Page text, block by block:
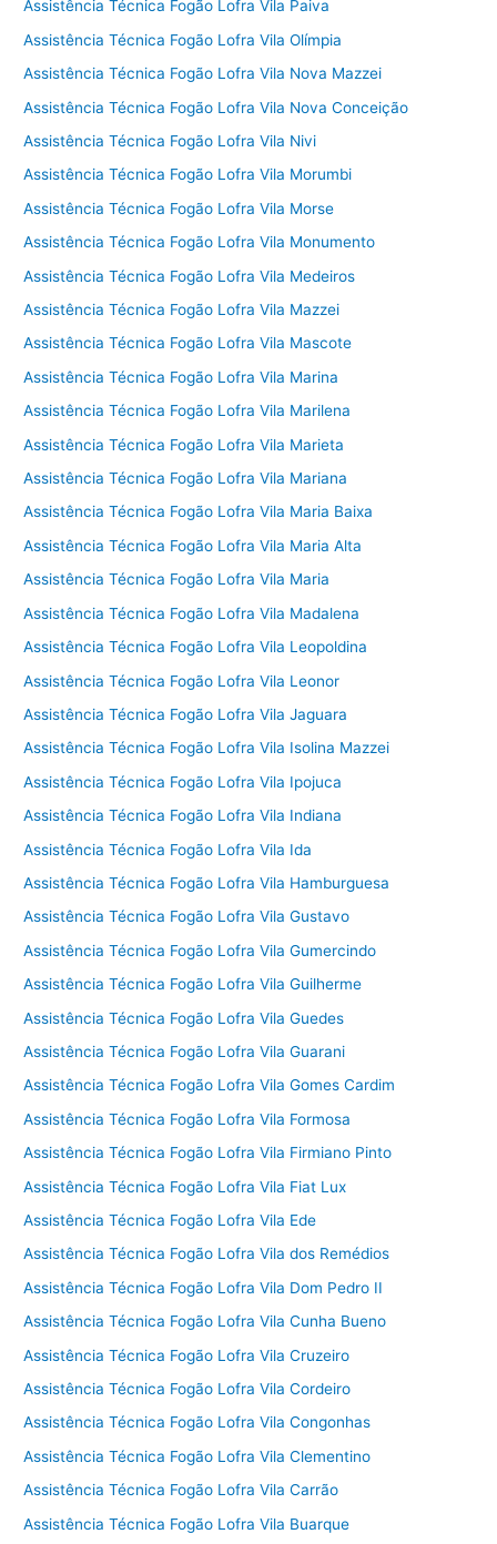
Assistência Técnica Fogão Lofra Vila Paiva
Assistência Técnica Fogão Lofra Vila Olímpia
Assistência Técnica Fogão Lofra Vila Nova Mazzei
Assistência Técnica Fogão Lofra Vila Nova Conceição
Assistência Técnica Fogão Lofra Vila Nivi
Assistência Técnica Fogão Lofra Vila Morumbi
Assistência Técnica Fogão Lofra Vila Morse
Assistência Técnica Fogão Lofra Vila Monumento
Assistência Técnica Fogão Lofra Vila Medeiros
Assistência Técnica Fogão Lofra Vila Mazzei
Assistência Técnica Fogão Lofra Vila Mascote
Assistência Técnica Fogão Lofra Vila Marina
Assistência Técnica Fogão Lofra Vila Marilena
Assistência Técnica Fogão Lofra Vila Marieta
Assistência Técnica Fogão Lofra Vila Mariana
Assistência Técnica Fogão Lofra Vila Maria Baixa
Assistência Técnica Fogão Lofra Vila Maria Alta
Assistência Técnica Fogão Lofra Vila Maria
Assistência Técnica Fogão Lofra Vila Madalena
Assistência Técnica Fogão Lofra Vila Leopoldina
Assistência Técnica Fogão Lofra Vila Leonor
Assistência Técnica Fogão Lofra Vila Jaguara
Assistência Técnica Fogão Lofra Vila Isolina Mazzei
Assistência Técnica Fogão Lofra Vila Ipojuca
Assistência Técnica Fogão Lofra Vila Indiana
Assistência Técnica Fogão Lofra Vila Ida
Assistência Técnica Fogão Lofra Vila Hamburguesa
Assistência Técnica Fogão Lofra Vila Gustavo
Assistência Técnica Fogão Lofra Vila Gumercindo
Assistência Técnica Fogão Lofra Vila Guilherme
Assistência Técnica Fogão Lofra Vila Guedes
Assistência Técnica Fogão Lofra Vila Guarani
Assistência Técnica Fogão Lofra Vila Gomes Cardim
Assistência Técnica Fogão Lofra Vila Formosa
Assistência Técnica Fogão Lofra Vila Firmiano Pinto
Assistência Técnica Fogão Lofra Vila Fiat Lux
Assistência Técnica Fogão Lofra Vila Ede
Assistência Técnica Fogão Lofra Vila dos Remédios
Assistência Técnica Fogão Lofra Vila Dom Pedro II
Assistência Técnica Fogão Lofra Vila Cunha Bueno
Assistência Técnica Fogão Lofra Vila Cruzeiro
Assistência Técnica Fogão Lofra Vila Cordeiro
Assistência Técnica Fogão Lofra Vila Congonhas
Assistência Técnica Fogão Lofra Vila Clementino
Assistência Técnica Fogão Lofra Vila Carrão
Assistência Técnica Fogão Lofra Vila Buarque